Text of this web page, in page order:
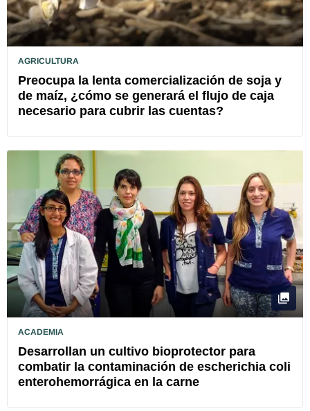
AGRICULTURA
Preocupa la lenta comercialización de soja y
de maíz, ¿cómo se generará el flujo de caja
necesario para cubrir las cuentas?
ACADEMIA
Desarrollan un cultivo bioprotector para
combatir la contaminación de escherichia coli
enterohemorrágica en la carne